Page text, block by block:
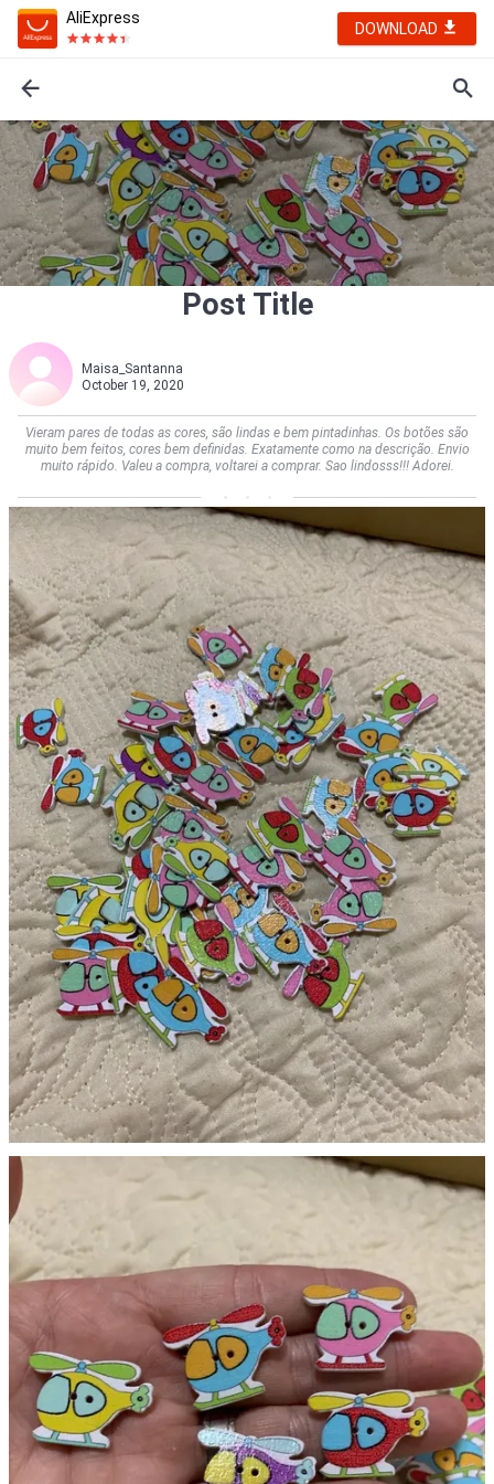
AliExpress
DOWNLOAD
Post Title
Maisa_Santanna
October 19, 2020
Vieram pares de todas as cores, são lindas e bem pintadinhas. Os botões são
muito bem feitos, cores bem definidas. Exatamente como na descrição. Envio
muito rápido. Valeu a compra, voltarei a comprar. Sao lindosss!!! Adorei.